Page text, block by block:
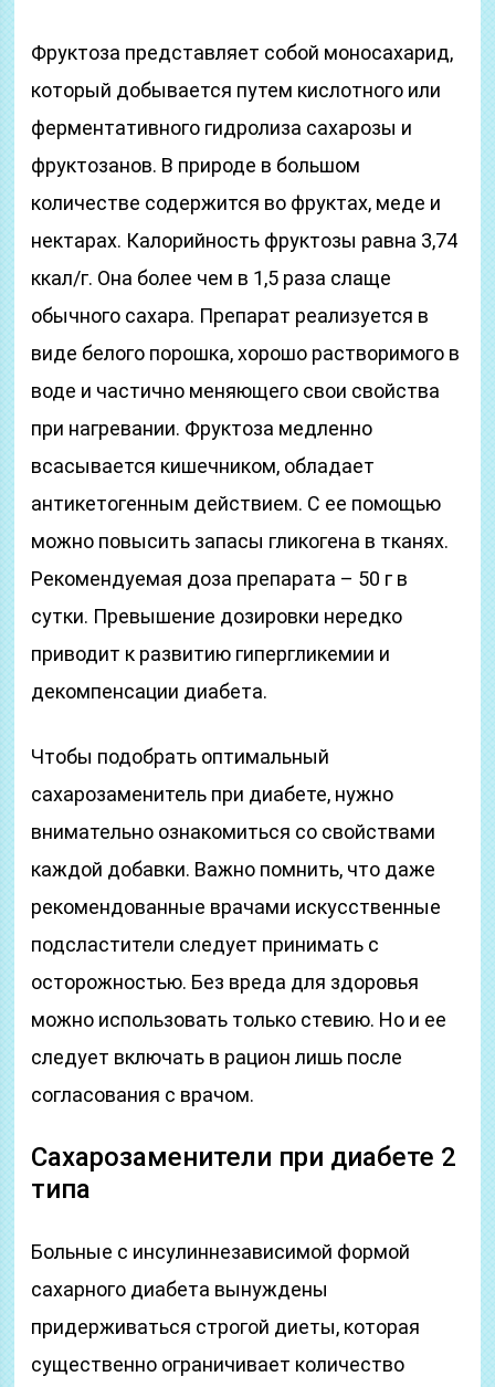
Фруктоза представляет собой моносахарид,
который добывается путем кислотного или
ферментативного гидролиза сахарозы и
фруктозанов. В природе в большом
количестве содержится во фруктах, меде и
нектарах. Калорийность фруктозы равна 3,74
ккал/г. Она более чем в 1,5 раза слаще
обычного сахара. Препарат реализуется в
виде белого порошка, хорошо растворимого в
воде и частично меняющего свои свойства
при нагревании. Фруктоза медленно
всасывается кишечником, обладает
антикетогенным действием. С ее помощью
можно повысить запасы гликогена в тканях.
Рекомендуемая доза препарата – 50 г в
сутки. Превышение дозировки нередко
приводит к развитию гипергликемии и
декомпенсации диабета.
Чтобы подобрать оптимальный
сахарозаменитель при диабете, нужно
внимательно ознакомиться со свойствами
каждой добавки. Важно помнить, что даже
рекомендованные врачами искусственные
подсластители следует принимать с
осторожностью. Без вреда для здоровья
можно использовать только стевию. Но и ее
следует включать в рацион лишь после
согласования с врачом.
Сахарозаменители при диабете 2
типа
Больные с инсулиннезависимой формой
сахарного диабета вынуждены
придерживаться строгой диеты, которая
существенно ограничивает количество